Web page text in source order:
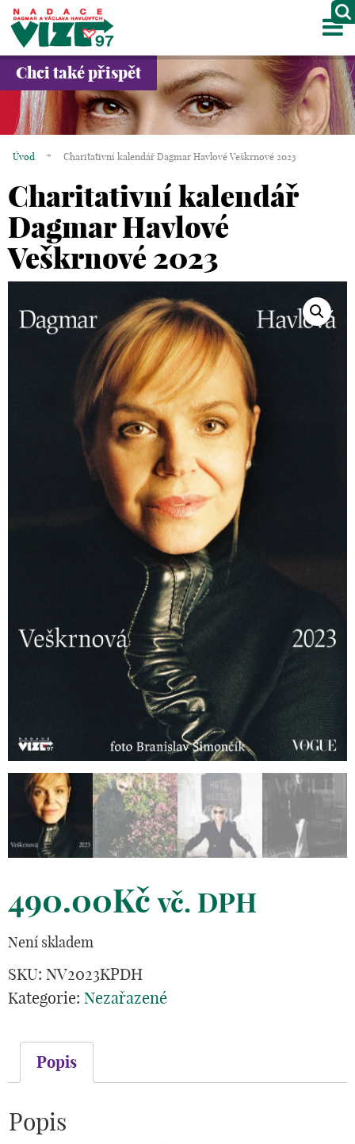
O NÁS
PROJEKTY
GALERIE
KONTAKTY
OBCHOD
KOŠÍK
Chci také přispět
Úvod * Charitativní kalendář Dagmar Havlové Veškrnové 2023
Charitativní kalendář
Dagmar Havlové
Veškrnové 2023
490.00Kč vč. DPH
Není skladem
SKU: NV2023KPDH
Kategorie: Nezařazené
Popis
Popis